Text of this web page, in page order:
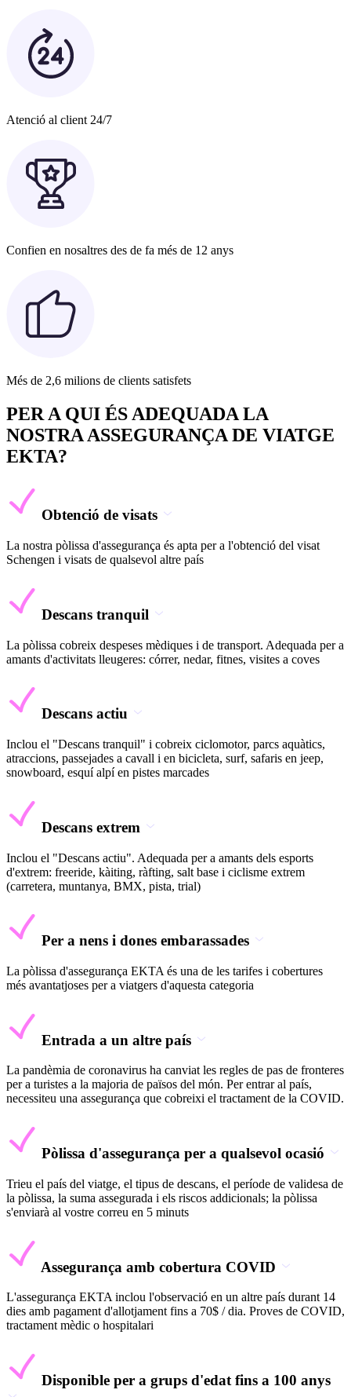
Atenció al client 24/7
Confien en nosaltres des de fa més de 12 anys
Més de 2,6 milions de clients satisfets
PER A QUI ÉS ADEQUADA LA
NOSTRA ASSEGURANÇA DE VIATGE
EKTA?
Obtenció de visats
La nostra pòlissa d'assegurança és apta per a l'obtenció del visat
Schengen i visats de qualsevol altre país
Descans tranquil
La pòlissa cobreix despeses mèdiques i de transport. Adequada per a
amants d'activitats lleugeres: córrer, nedar, fitnes, visites a coves
Descans actiu
Inclou el "Descans tranquil" i cobreix ciclomotor, parcs aquàtics,
atraccions, passejades a cavall i en bicicleta, surf, safaris en jeep,
snowboard, esquí alpí en pistes marcades
Descans extrem
Inclou el "Descans actiu". Adequada per a amants dels esports
d'extrem: freeride, kàiting, ràfting, salt base i ciclisme extrem
(carretera, muntanya, BMX, pista, trial)
Per a nens i dones embarassades
La pòlissa d'assegurança EKTA és una de les tarifes i cobertures
més avantatjoses per a viatgers d'aquesta categoria
Entrada a un altre país
La pandèmia de coronavirus ha canviat les regles de pas de fronteres
per a turistes a la majoria de països del món. Per entrar al país,
necessiteu una assegurança que cobreixi el tractament de la COVID.
Pòlissa d'assegurança per a qualsevol ocasió
Trieu el país del viatge, el tipus de descans, el període de validesa de
la pòlissa, la suma assegurada i els riscos addicionals; la pòlissa
s'enviarà al vostre correu en 5 minuts
Assegurança amb cobertura COVID
L'assegurança EKTA inclou l'observació en un altre país durant 14
dies amb pagament d'allotjament fins a 70$ / dia. Proves de COVID,
tractament mèdic o hospitalari
Disponible per a grups d'edat fins a 100 anys